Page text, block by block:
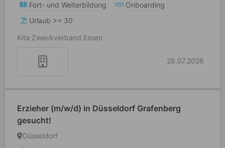
Fort- und Weiterbildung
Onboarding
Urlaub >= 30
Kita Zweckverband Essen
28.07.2026
Erzieher (m/w/d) in Düsseldorf Grafenberg
gesucht!
Düsseldorf